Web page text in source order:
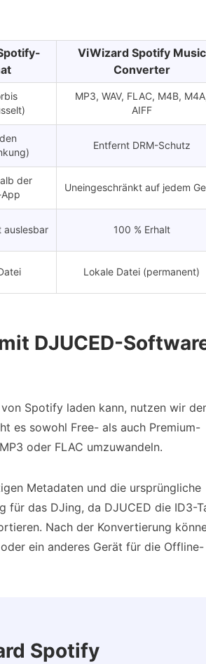
ViWizard Spotify Music
Converter
MP3, WAV, FLAC, M4B,
AIFF
Entfernt DRM-Schutz
der
Uneingeschränkt auf jedem
auslesbar 100 % Erhalt
Lokale Datei (permanent)
DJUCED-
Spotify laden kann, nutzen wir
es sowohl Free- als auch Premium-
oder FLAC umzuwandeln.
Metadaten und die ursprüngliche
für das DJing, da DJUCED die ID3-
Nach der Konvertierung
ein anderes Gerät für die Offline-
Spotify